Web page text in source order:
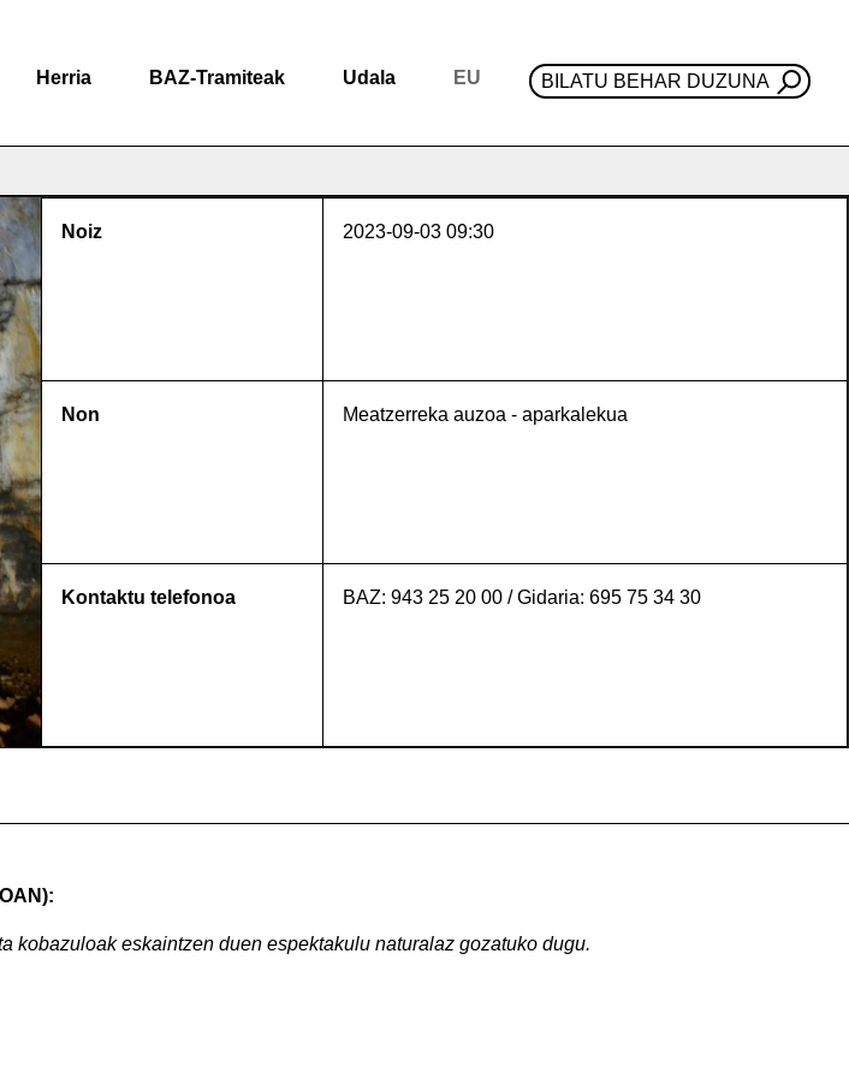
Herria BAZ-Tramiteak Udala EU BILATU BEHAR DUZUNA
Noiz 2023-09-03 09:30
Non Meatzerreka auzoa - aparkalekua
Kontaktu telefonoa BAZ: 943 25 20 00 / Gidaria: 695 75 34 30
kobazuloak eskaintzen duen espektakulu naturalaz gozatuko dugu.